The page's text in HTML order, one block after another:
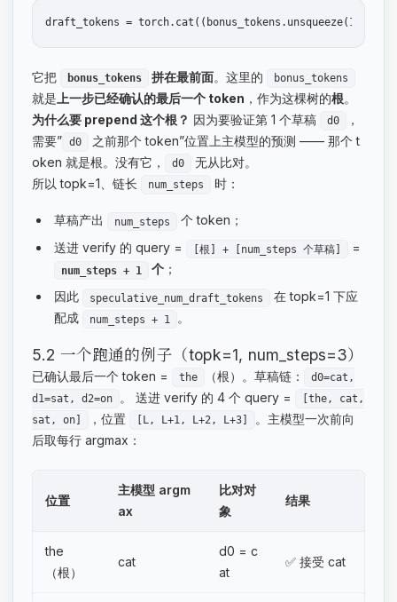
它把 bonus_tokens 拼在最前面。这里的 bonus_tokens
就是 上一步已经确认的最后一个 token ，作为这棵树的根。
为什么要 prepend 这个根？ 因为要验证第 1 个草稿 d0
，
需要” d0
之前那个 token”位置上主模型的预测 —— 那个 t
oken 就是根。没有它，
d0
无从比对。
所以 topk=1、链长
num_steps 时：
草稿产出 num_steps
个 token；
送进 verify 的 query =
[根] + [num_steps 个草稿] =
num_steps + 1 个；
因此
speculative_num_draft_tokens
在 topk=1 下应
配成
num_steps + 1 。
5.2 一个跑通的例子（topk=1, num_steps=3）
已确认最后一个 token = the （根）。草稿链：
d0=cat,
d1=sat, d2=on
。 送进 verify 的 4 个 query =
[the, cat,
sat, on]
，位置 [L, L+1, L+2, L+3]
。主模型一次前向
后取每行 argmax：
位置
主模型 argm
ax
比对对
象
结果
the
（根）
cat
d0 = c
at
✅ 接受 cat